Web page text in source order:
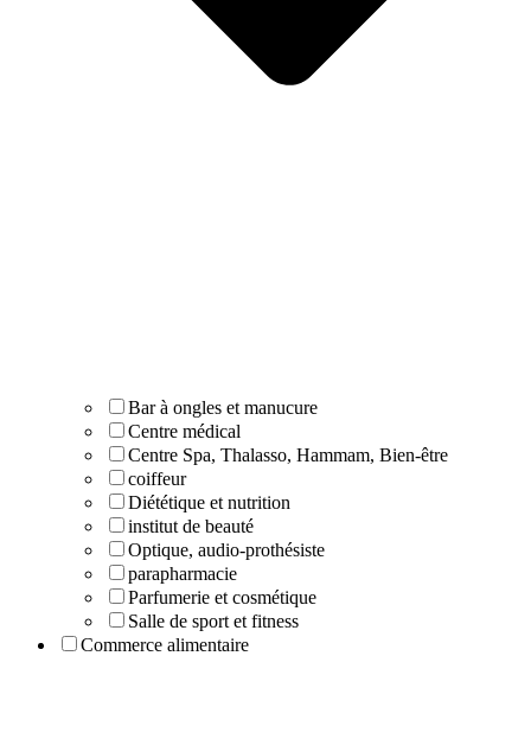
Bar à ongles et manucure
Centre médical
Centre Spa, Thalasso, Hammam, Bien-être
coiffeur
Diététique et nutrition
institut de beauté
Optique, audio-prothésiste
parapharmacie
Parfumerie et cosmétique
Salle de sport et fitness
Commerce alimentaire